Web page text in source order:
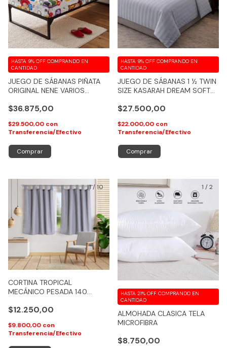
JUEGO DE SÁBANAS PIÑATA
ORIGINAL NENE VARIOS
$36.875,00
HASTA 9% OFF COMPRANDO EN
CANTIDAD
$29.500,00 con
Transferencia/Efectivo
Comprar
JUEGO DE SÁBANAS 1 ½ TWIN
SIZE KASARAH DREAM SOFT
QUALITY)
$27.500,00
HASTA 9% OFF COMPRANDO EN
CANTIDAD
$22.000,00 con
Transferencia/Efectivo
Comprar
1/10
CORTINA TROPICAL
MECÁNICO PESADA 140
$12.250,00
$9.800,00 con
Transferencia/Efectivo
1 /2
ALMOHADA CLASICA TELA
MICROFIBRA
$8.750,00
HASTA 21% OFF COMPRANDO EN
CANTIDAD